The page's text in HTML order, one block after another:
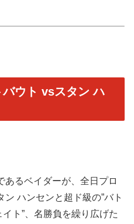
ウト vsスタン ハ
あるベイダーが、全日プロ
ハンセンと超ド級の”バト
ト”、名勝負を繰り広げた